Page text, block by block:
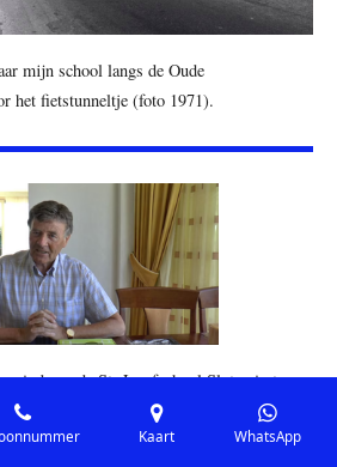
mijn school langs de Oude
het fietstunneltje (foto 1971).
op de St. Jozefschool Sloten in twee
Kaart WhatsApp